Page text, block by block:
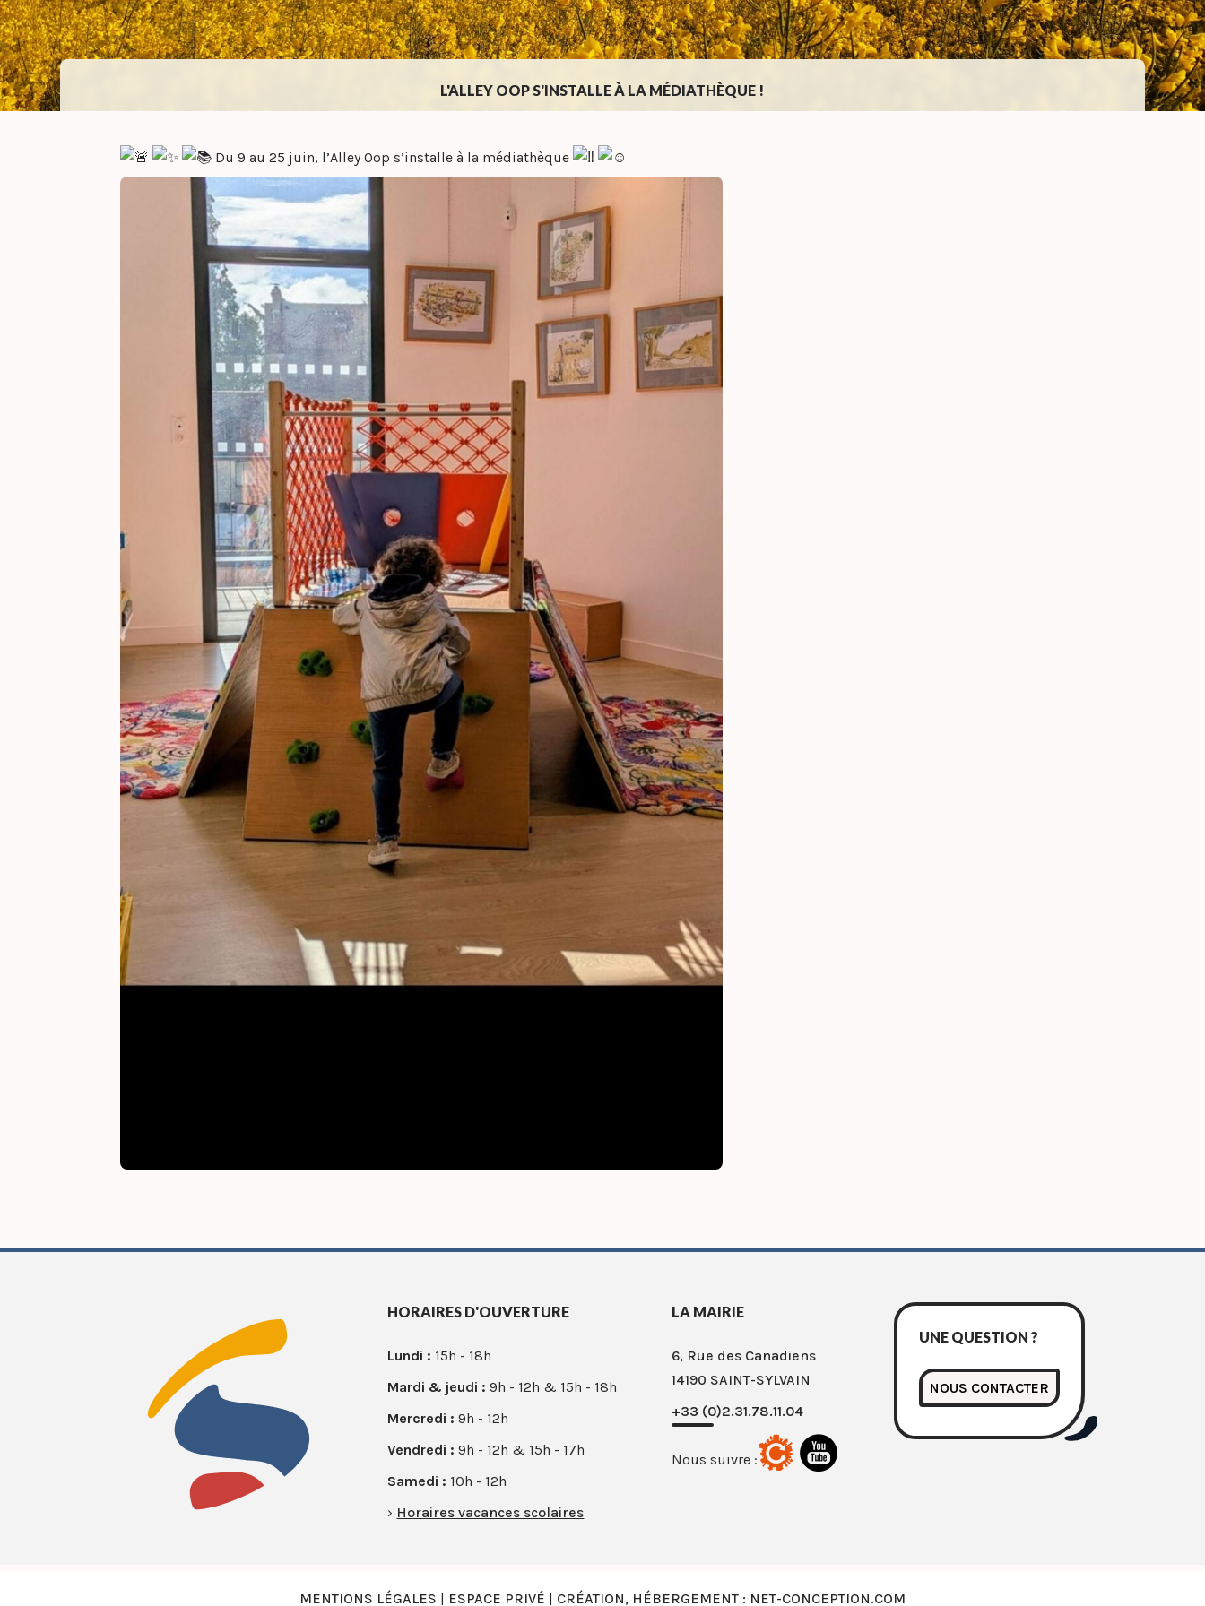
L'ALLEY OOP S'INSTALLE À LA MÉDIATHÈQUE !
Du 9 au 25 juin, l’Alley Oop s’installe à la médiathèque
HORAIRES D'OUVERTURE
Lundi : 15h - 18h
Mardi & jeudi : 9h - 12h & 15h - 18h
Mercredi : 9h - 12h
Vendredi : 9h - 12h & 15h - 17h
Samedi : 10h - 12h
› Horaires vacances scolaires
LA MAIRIE
6, Rue des Canadiens
14190 SAINT-SYLVAIN
+33 (0)2.31.78.11.04
Nous suivre :
UNE QUESTION ?
NOUS CONTACTER
MENTIONS LÉGALES | ESPACE PRIVÉ | CRÉATION, HÉBERGEMENT : NET-CONCEPTION.COM